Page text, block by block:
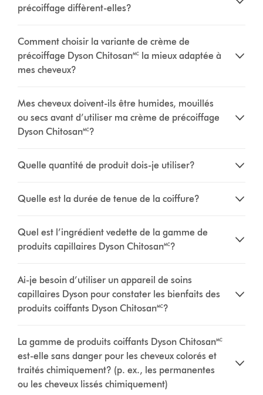
précoiffage diffèrent-elles?
Comment choisir la variante de crème de
précoiffage Dyson Chitosan🅪 la mieux adaptée à
mes cheveux?
Mes cheveux doivent-ils être humides, mouillés
ou secs avant d’utiliser ma crème de précoiffage
Dyson Chitosan🅪?
Quelle quantité de produit dois-je utiliser?
Quelle est la durée de tenue de la coiffure?
Quel est l’ingrédient vedette de la gamme de
produits capillaires Dyson Chitosan🅪?
Ai-je besoin d’utiliser un appareil de soins
capillaires Dyson pour constater les bienfaits des
produits coiffants Dyson Chitosan🅪?
La gamme de produits coiffants Dyson Chitosan🅪
est-elle sans danger pour les cheveux colorés et
traités chimiquement? (p. ex., les permanentes
ou les cheveux lissés chimiquement)